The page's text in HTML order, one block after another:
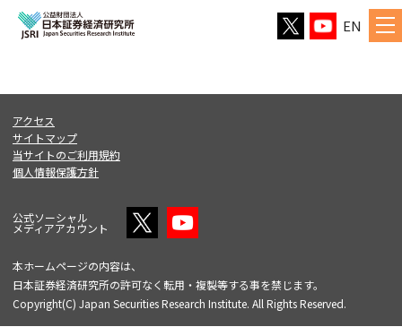
EN
アクセス
サイトマップ
当サイトのご利用規約
個人情報保護方針
公式ソーシャル
メディアアカウント
本ホームページの内容は、
日本証券経済研究所の許可なく転用・複製等する事を禁じます。
Copyright(C) Japan Securities Research Institute. All Rights Reserved.